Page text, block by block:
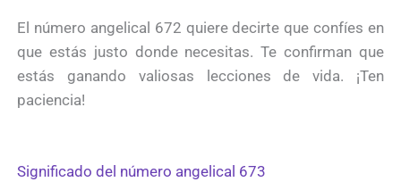
El número angelical 672 quiere decirte que confíes en
que estás justo donde necesitas. Te confirman que
estás ganando valiosas lecciones de vida. ¡Ten
paciencia!
Significado del número angelical 673